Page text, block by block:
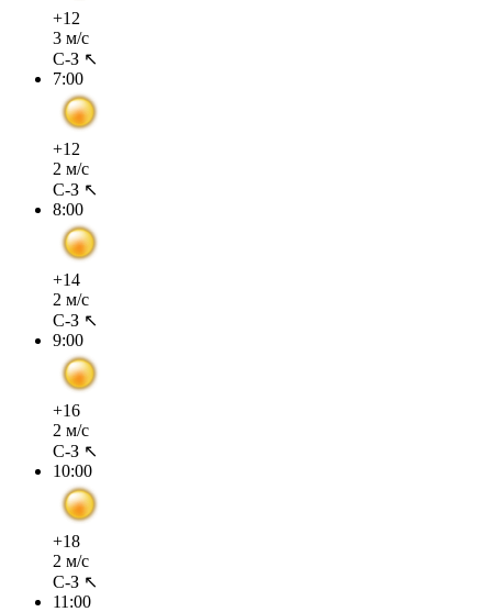
+12
3 м/с
С-З ↖
7:00
+12
2 м/с
С-З ↖
8:00
+14
2 м/с
С-З ↖
9:00
+16
2 м/с
С-З ↖
10:00
+18
2 м/с
С-З ↖
11:00